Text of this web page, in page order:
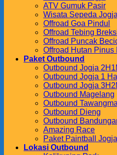
ATV Gumuk Pasir
Wisata Sepeda Jogja
Offroad Goa Pindul
Offroad Tebing
Offroad Puncak
Offroad Hutan Pinus
Paket Outbound
Outbound Jogja
Outbound Jogja 1
Outbound Jogja
Outbound Magelang
Outbound
Outbound Dieng
Outbound
Amazing Race
Paket Paintball Jogja
Lokasi Outbound